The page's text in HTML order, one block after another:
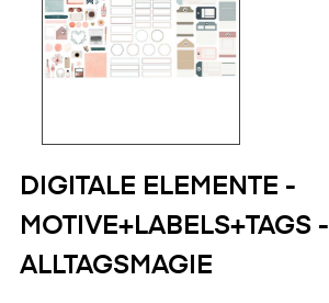
DIGITALE ELEMENTE -
MOTIVE+LABELS+TAGS -
ALLTAGSMAGIE